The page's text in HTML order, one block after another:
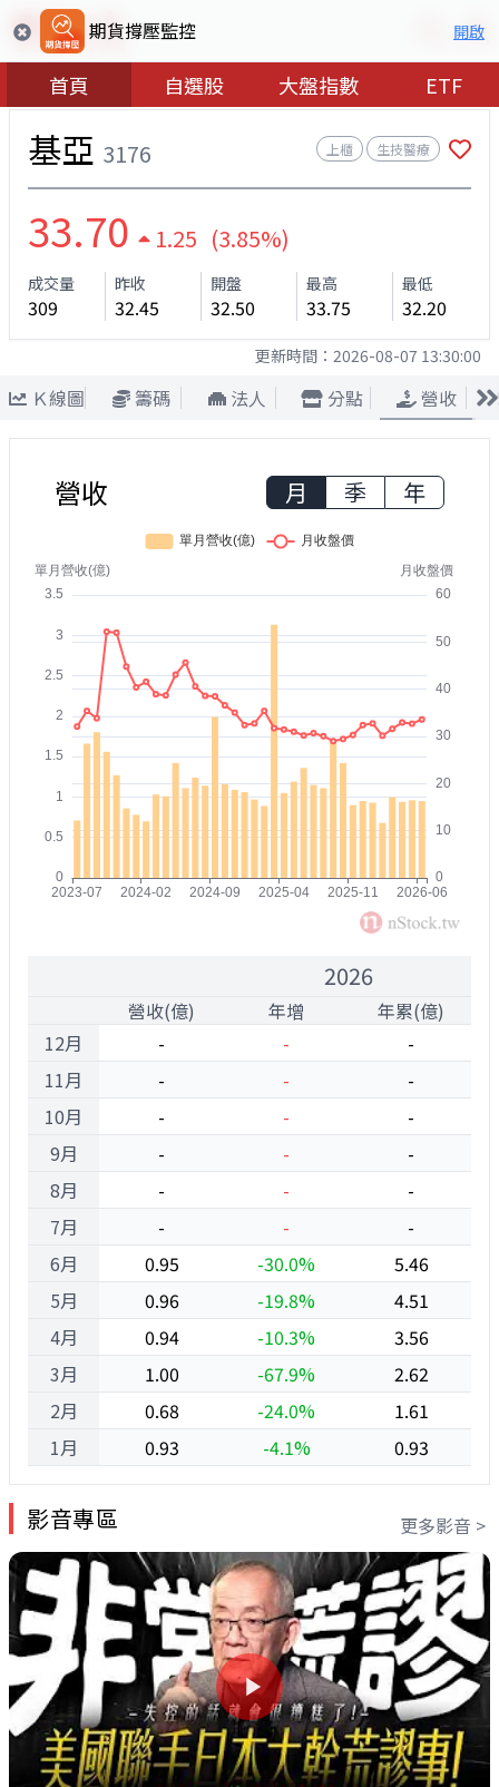
期貨撐壓監控 開啟
首頁 自選股 大盤指數 ETF
基亞 3176 上櫃 生技醫療
33.70 1.25 (3.85%)
成交量
309
昨收
32.45
開盤
32.50
最高
33.75
最低
32.20
更新時間： 2026-08-07 13:30:00
Ｋ線圖 籌碼 法人 分點 營收
營收 月 季 年
12月
11月
10月
9月
8月
7月
6月
5月
4月
3月
2月
1月
2026
營收(億) 年增
年累(億)
-
-
-
-
-
-
-
-
-
-
-
-
-
-
-
-
-
-
0.95
-30.0%
5.46
0.96
-19.8%
4.51
0.94
-10.3%
3.56
1.00
-67.9%
2.62
0.68
-24.0%
1.61
0.93
-4.1% 0.93
影音專區 更多影音 >